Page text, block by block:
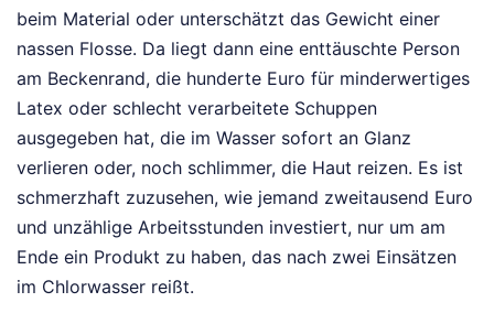
beim Material oder unterschätzt das Gewicht einer
nassen Flosse. Da liegt dann eine enttäuschte Person
am Beckenrand, die hunderte Euro für minderwertiges
Latex oder schlecht verarbeitete Schuppen
ausgegeben hat, die im Wasser sofort an Glanz
verlieren oder, noch schlimmer, die Haut reizen. Es ist
schmerzhaft zuzusehen, wie jemand zweitausend Euro
und unzählige Arbeitsstunden investiert, nur um am
Ende ein Produkt zu haben, das nach zwei Einsätzen
im Chlorwasser reißt.